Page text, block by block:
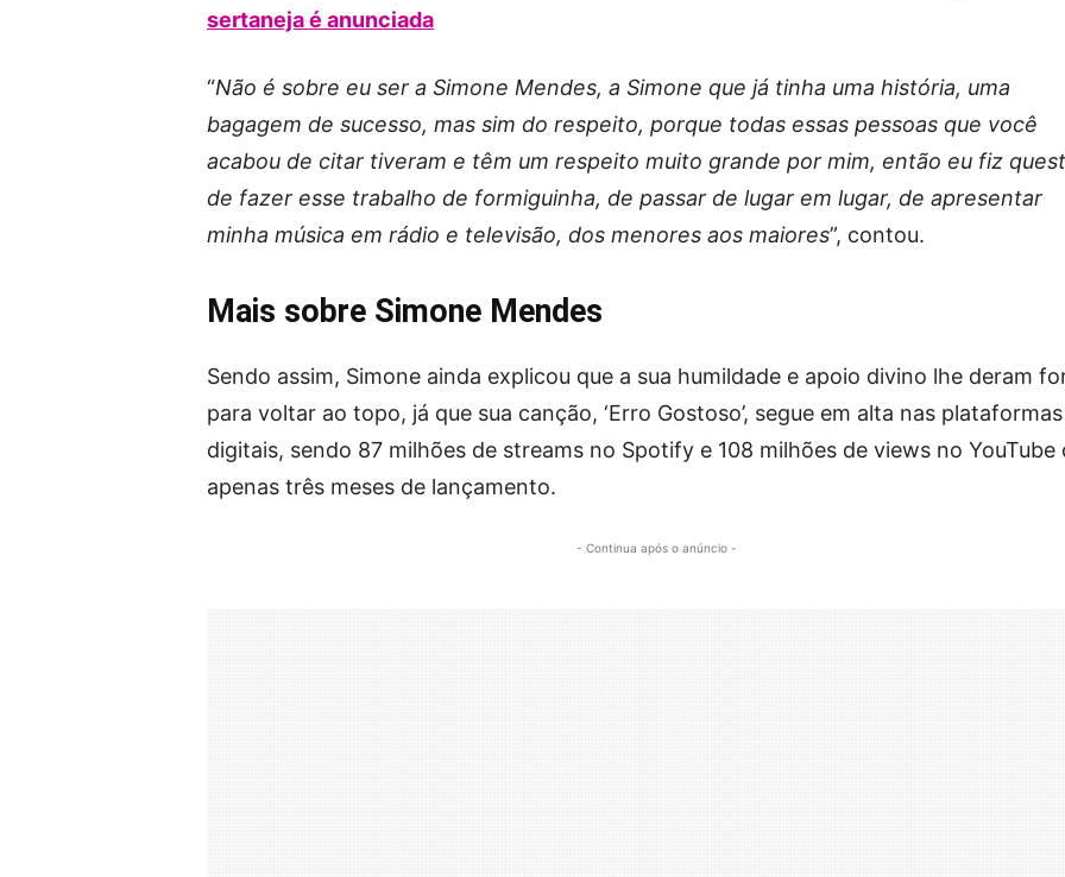
sertaneja é anunciada
“Não é sobre eu ser a Simone Mendes, a Simone que já tinha uma história, uma
bagagem de sucesso, mas sim do respeito, porque todas essas pessoas que você
acabou de citar tiveram e têm um respeito muito grande por mim, então eu fiz
de fazer esse trabalho de formiguinha, de passar de lugar em lugar, de apresentar
minha música em rádio e televisão, dos menores aos maiores”, contou.
Mais sobre Simone Mendes
Sendo assim, Simone ainda explicou que a sua humildade e apoio divino lhe deram
para voltar ao topo, já que sua canção, ‘Erro Gostoso’, segue em alta nas plataformas
digitais, sendo 87 milhões de streams no Spotify e 108 milhões de views no YouTube
apenas três meses de lançamento.
- Continua após o anúncio -